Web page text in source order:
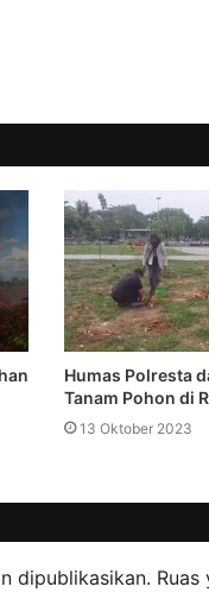
Humas Polresta
Tanam Pohon di
13 Oktober 2023
dipublikasikan.